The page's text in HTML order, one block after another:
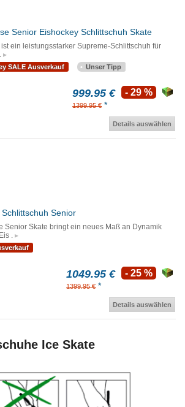
Senior Eishockey Schlittschuh Skate
ein leistungsstarker Supreme-Schlittschuh für
SALE Ausverkauf Unser Tipp
999.95 €
1399.95 € *
- 29 %
Details auswählen
Senior
Senior Skate bringt ein neues Maß an Dynamik
.
1049.95 €
1399.95 € *
- 25 %
Details auswählen
Ice Skate